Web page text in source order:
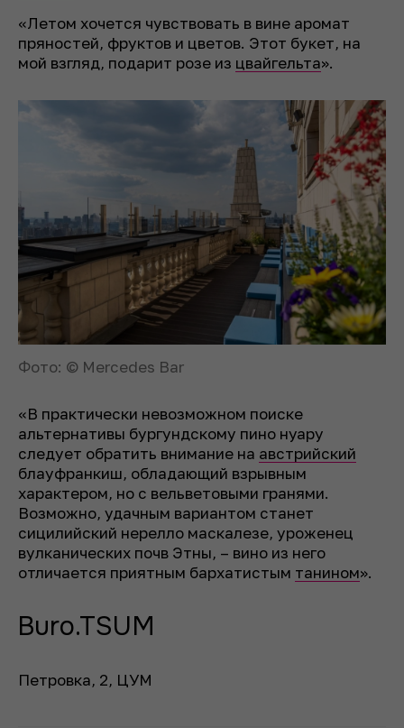
«Летом хочется чувствовать в вине аромат
пряностей, фруктов и цветов. Этот букет, на
мой взгляд, подарит розе из цвайгельта».
Фото: © Mercedes Bar
«В практически невозможном поиске
альтернативы бургундскому пино нуару
следует обратить внимание на австрийский
блауфранкиш, обладающий взрывным
характером, но с вельветовыми гранями.
Возможно, удачным вариантом станет
сицилийский нерелло маскалезе, уроженец
вулканических почв Этны, – вино из него
отличается приятным бархатистым танином».
Buro.TSUM
Петровка, 2, ЦУМ